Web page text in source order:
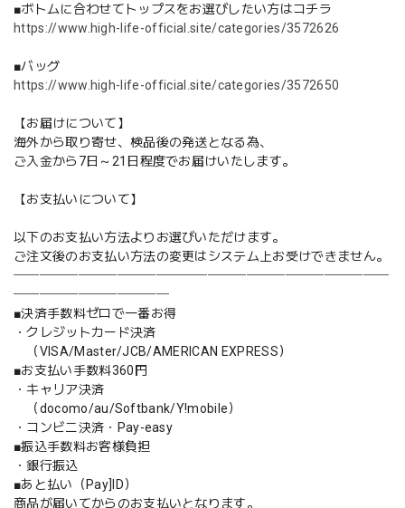
■ボトムに合わせてトップスをお選びしたい方はコチラ
https://www.high-life-official.site/categories/3572626
■バッグ
https://www.high-life-official.site/categories/3572650
【お届けについて】
海外から取り寄せ、検品後の発送となる為、
ご入金から7日～21日程度でお届けいたします。
【お支払いについて】
以下のお支払い方法よりお選びいただけます。
ご注文後のお支払い方法の変更はシステム上お受けできません。
─────────────────────────────
────────────
■決済手数料ゼロで一番お得
・クレジットカード決済
（VISA/Master/JCB/AMERICAN EXPRESS）
■お支払い手数料360円
・キャリア決済
（docomo/au/Softbank/Y!mobile）
・コンビニ決済・Pay-easy
■振込手数料お客様負担
・銀行振込
■あと払い（Pay]ID）
商品が届いてからのお支払いとなります。